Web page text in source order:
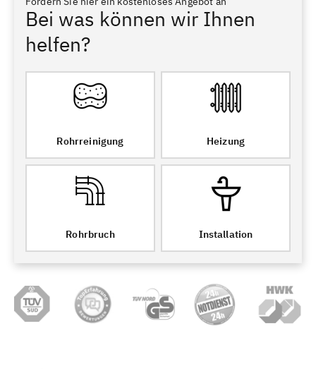
Bei was können wir Ihnen
helfen?
Rohrreinigung Heizung
Rohrbruch Installation